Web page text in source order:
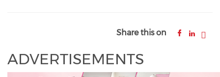
Share this on
ADVERTISEMENTS